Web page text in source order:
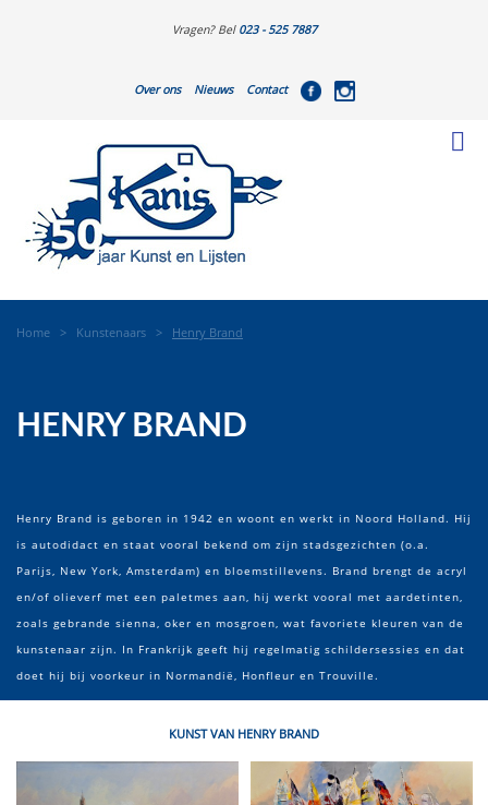
Vragen? Bel 023 - 525 7887
Over ons Nieuws Contact
Home > Kunstenaars > Henry Brand
HENRY BRAND
Henry Brand is geboren in 1942 en woont en werkt in Noord Holland. Hij
is autodidact en staat vooral bekend om zijn stadsgezichten (o.a.
Parijs, New York, Amsterdam) en bloemstillevens. Brand brengt de acryl
en/of olieverf met een paletmes aan, hij werkt vooral met aardetinten,
zoals gebrande sienna, oker en mosgroen, wat favoriete kleuren van de
kunstenaar zijn. In Frankrijk geeft hij regelmatig schildersessies en dat
doet hij bij voorkeur in Normandië, Honfleur en Trouville.
KUNST VAN HENRY BRAND